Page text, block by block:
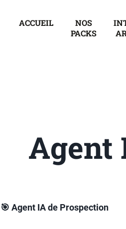
ACCUEIL
NOS
PACKS
Agent
🎯 Agent IA de Prospection